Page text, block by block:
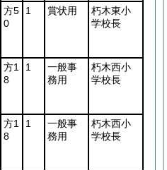
方5
0
1 賞状用
朽木東小
学校長
方1
8
1
一般事
務用
朽木西小
学校長
方1
8
1
一般事
務用
朽木西小
学校長